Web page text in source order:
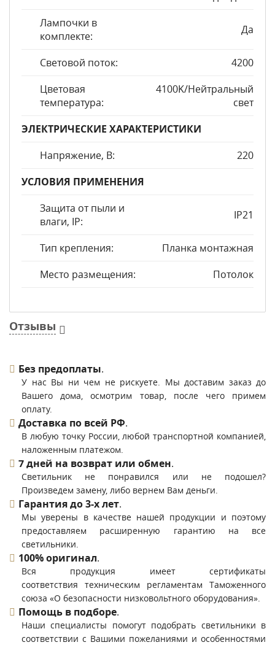
Лампочки в
комплекте:
Да
Световой поток:
4200
Цветовая
температура:
4100K/Нейтральный
свет
ЭЛЕКТРИЧЕСКИЕ ХАРАКТЕРИСТИКИ
Напряжение, В:
220
УСЛОВИЯ ПРИМЕНЕНИЯ
Защита от пыли и
влаги, IP:
IP21
Тип крепления:
Планка монтажная
Место размещения:
Потолок
Отзывы
Без предоплаты.
У нас Вы ни чем не рискуете. Мы доставим заказ до
Вашего дома, осмотрим товар, после чего примем
оплату.
Доставка по всей РФ.
В любую точку России, любой транспортной компанией,
наложенным платежом.
7 дней на возврат или обмен.
Светильник не понравился или не подошел?
Произведем замену, либо вернем Вам деньги.
Гарантия до 3-х лет.
Мы уверены в качестве нашей продукции и поэтому
предоставляем расширенную гарантию на все
светильники.
100% оригинал.
Вся продукция имеет сертификаты
соответствия техническим регламентам Таможенного
союза «О безопасности низковольтного оборудования».
Помощь в подборе.
Наши специалисты помогут подобрать светильники в
соответствии с Вашими пожеланиями и особенностями